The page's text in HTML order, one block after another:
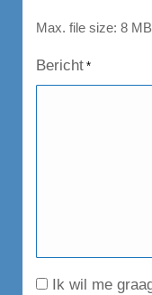
Max. file size: 8
Bericht *
Consent
Ik wil me